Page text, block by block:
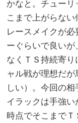
かなと。チュー
こまで上がらな
レースメイクが
ーぐらいで良い
なくＴＳ持続寄
ャル戦が理想だ
しい）。今回の
イラックは手強
時点でそこまで